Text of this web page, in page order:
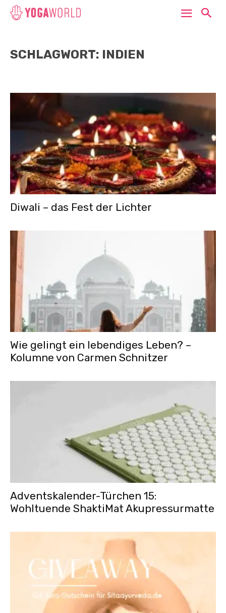
SCHLAGWORT: INDIEN
Diwali – das Fest der Lichter
Wie gelingt ein lebendiges Leben? –
Kolumne von Carmen Schnitzer
Adventskalender-Türchen 15:
Wohltuende ShaktiMat Akupressurmatte